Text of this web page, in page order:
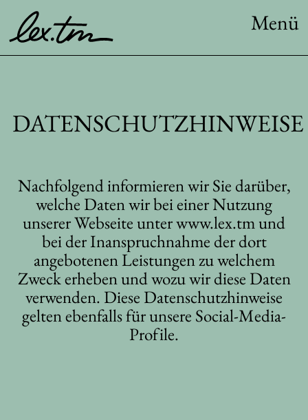
Menü
DATENSCHUTZHINWEISE
Nachfolgend informieren wir Sie darüber,
welche Daten wir bei einer Nutzung
unserer Webseite unter www.lex.tm und
bei der Inanspruchnahme der dort
angebotenen Leistungen zu welchem
Zweck erheben und wozu wir diese Daten
verwenden. Diese Datenschutzhinweise
gelten ebenfalls für unsere Social-Media-
Profile.